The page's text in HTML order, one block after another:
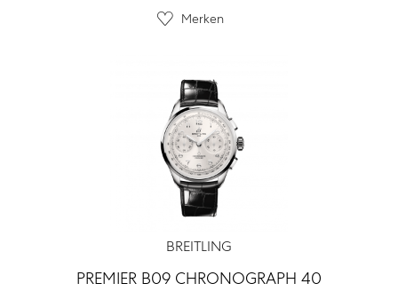
Merken
BREITLING
PREMIER B09 CHRONOGRAPH 40